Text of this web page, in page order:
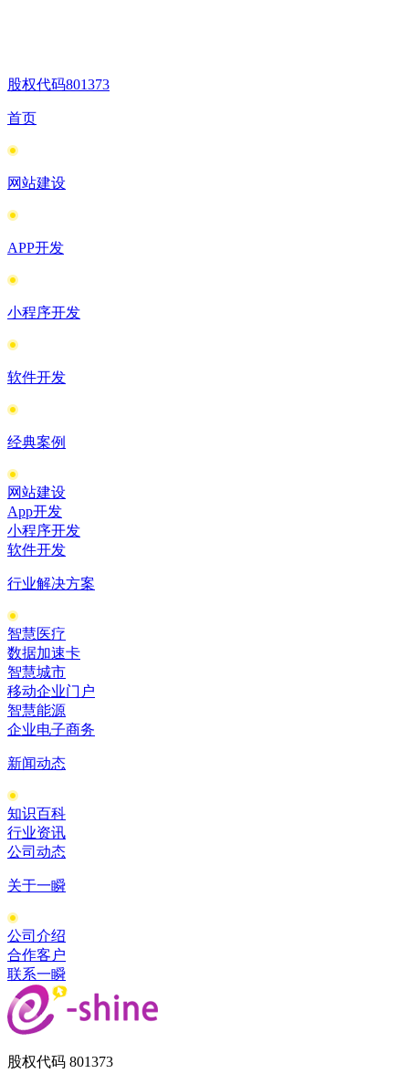
股权代码801373
首页
网站建设
APP开发
小程序开发
软件开发
经典案例
网站建设
App开发
小程序开发
软件开发
行业解决方案
智慧医疗
数据加速卡
智慧城市
移动企业门户
智慧能源
企业电子商务
新闻动态
知识百科
行业资讯
公司动态
关于一瞬
公司介绍
合作客户
联系一瞬
股权代码 801373